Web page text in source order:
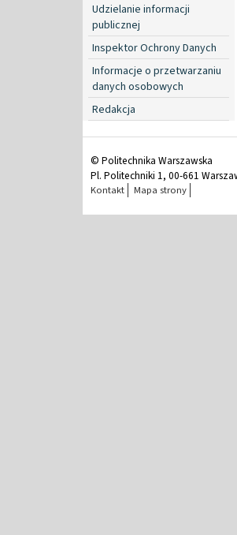
Udzielanie informacji
publicznej
Inspektor Ochrony Danych
Informacje o przetwarzaniu
danych osobowych
Redakcja
© Politechnika Warszawska
Pl. Politechniki 1, 00-661
Kontakt Mapa strony